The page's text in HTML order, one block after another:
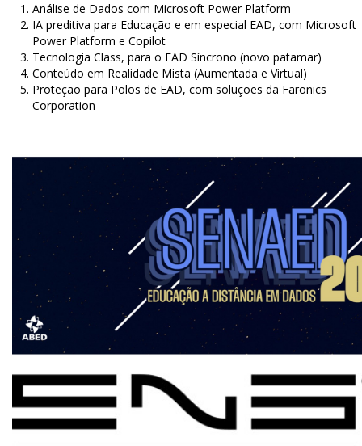
Análise de Dados com Microsoft Power Platform
IA preditiva para Educação e em especial EAD, com Microsoft
Power Platform e Copilot
Tecnologia Class, para o EAD Síncrono (novo patamar)
Conteúdo em Realidade Mista (Aumentada e Virtual)
Proteção para Polos de EAD, com soluções da Faronics
Corporation